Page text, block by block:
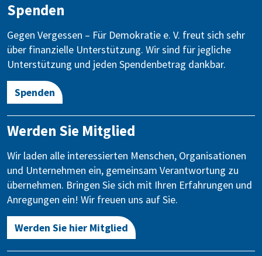
Spenden
Gegen Vergessen – Für Demokratie e. V. freut sich sehr
über finanzielle Unterstützung. Wir sind für jegliche
Unterstützung und jeden Spendenbetrag dankbar.
Spenden
Werden Sie Mitglied
Wir laden alle interessierten Menschen, Organisationen
und Unternehmen ein, gemeinsam Verantwortung zu
übernehmen. Bringen Sie sich mit Ihren Erfahrungen und
Anregungen ein! Wir freuen uns auf Sie.
Werden Sie hier Mitglied